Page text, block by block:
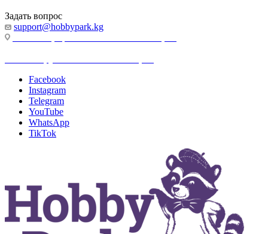
Задать вопрос
support@hobbypark.kg
Facebook
Instagram
Telegram
YouTube
WhatsApp
TikTok